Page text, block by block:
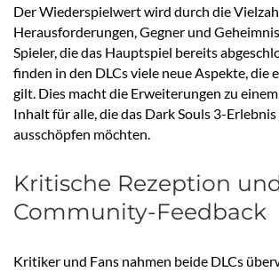
Der Wiederspielwert wird durch die
Herausforderungen, Gegner und
Spieler, die das Hauptspiel bereits
finden in den DLCs viele neue Aspekte, die
gilt. Dies macht die Erweiterungen zu
Inhalt für alle, die das Dark Souls 3-
ausschöpfen möchten.
Kritische Rezeption
Community-Feedback
Kritiker und Fans nahmen beide DLCs